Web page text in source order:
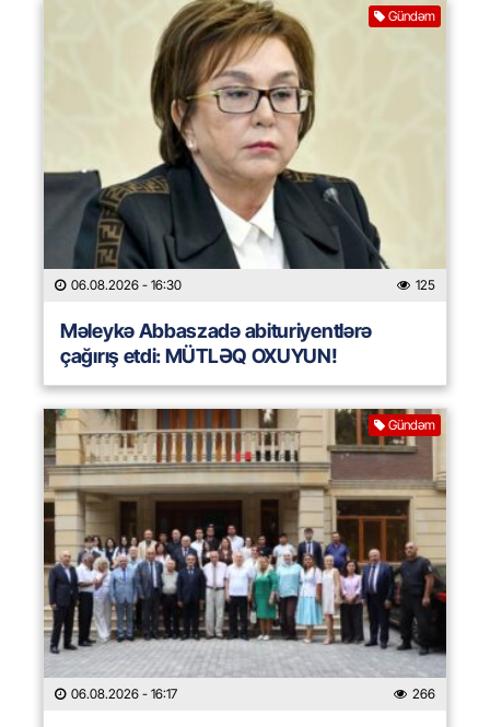
Gündəm
06.08.2026 - 16:30 125
Məleykə Abbaszadə abituriyentlərə
çağırış etdi: MÜTLƏQ OXUYUN!
Gündəm
06.08.2026 - 16:17 266